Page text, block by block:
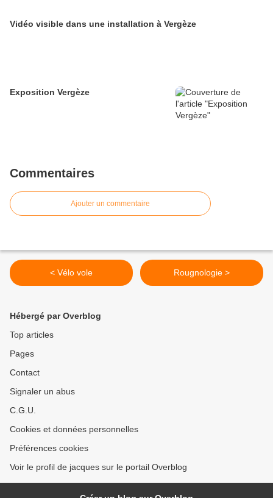
Vidéo visible dans une installation à Vergèze
Exposition Vergèze
Commentaires
Ajouter un commentaire
< Vélo vole Rougnologie >
Hébergé par Overblog
Top articles
Pages
Contact
Signaler un abus
C.G.U.
Cookies et données personnelles
Préférences cookies
Voir le profil de jacques sur le portail Overblog